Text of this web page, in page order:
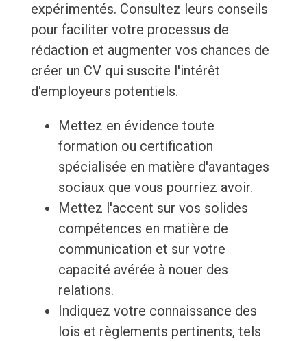
expérimentés. Consultez leurs conseils
pour faciliter votre processus de
rédaction et augmenter vos chances de
créer un CV qui suscite l'intérêt
d'employeurs potentiels.
Mettez en évidence toute
formation ou certification
spécialisée en matière d'avantages
sociaux que vous pourriez avoir.
Mettez l'accent sur vos solides
compétences en matière de
communication et sur votre
capacité avérée à nouer des
relations.
Indiquez votre connaissance des
lois et règlements pertinents, tels